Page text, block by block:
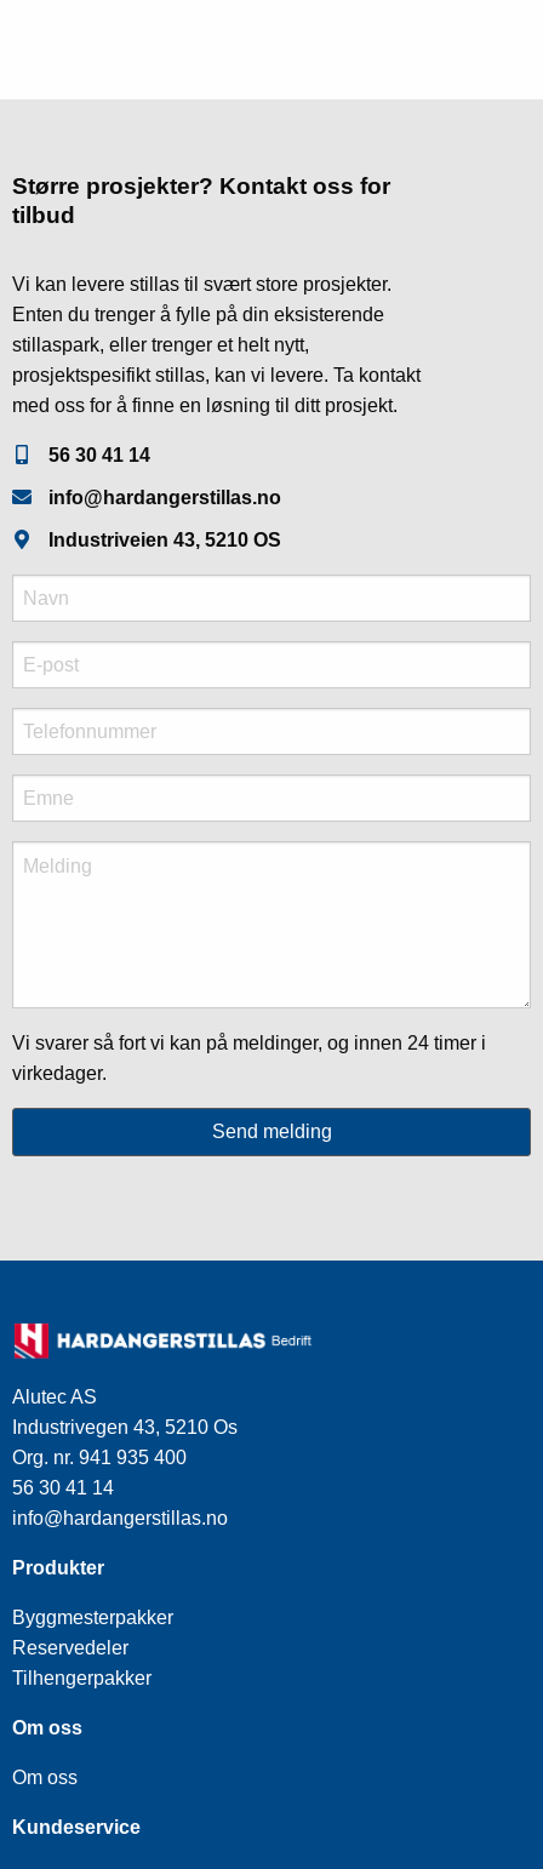
Større prosjekter? Kontakt oss for
tilbud
Vi kan levere stillas til svært store prosjekter.
Enten du trenger å fylle på din eksisterende
stillaspark, eller trenger et helt nytt,
prosjektspesifikt stillas, kan vi levere. Ta kontakt
med oss for å finne en løsning til ditt prosjekt.
56 30 41 14
info@hardangerstillas.no
Industriveien 43, 5210 OS
Vi svarer så fort vi kan på meldinger, og innen 24 timer i
virkedager.
Alutec AS
Industrivegen 43, 5210 Os
Org. nr. 941 935 400
56 30 41 14
info@hardangerstillas.no
Produkter
Byggmesterpakker
Reservedeler
Tilhengerpakker
Om oss
Om oss
Kundeservice